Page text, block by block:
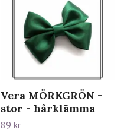
Vera MÖRKGRÖN -
stor - hårklämma
89 kr